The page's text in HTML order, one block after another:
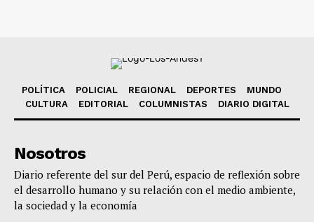
POLÍTICA POLICIAL REGIONAL DEPORTES
MUNDO
CULTURA
EDITORIAL COLUMNISTAS DIARIO DIGITAL
Nosotros
Diario referente del sur del Perú, espacio de reflexión sobre
el desarrollo humano y su relación con el medio ambiente,
la sociedad y la economía